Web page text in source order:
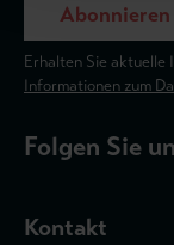
Abonnieren
Erhalten Sie aktuelle
Informationen zum
Folgen Sie
Kontakt